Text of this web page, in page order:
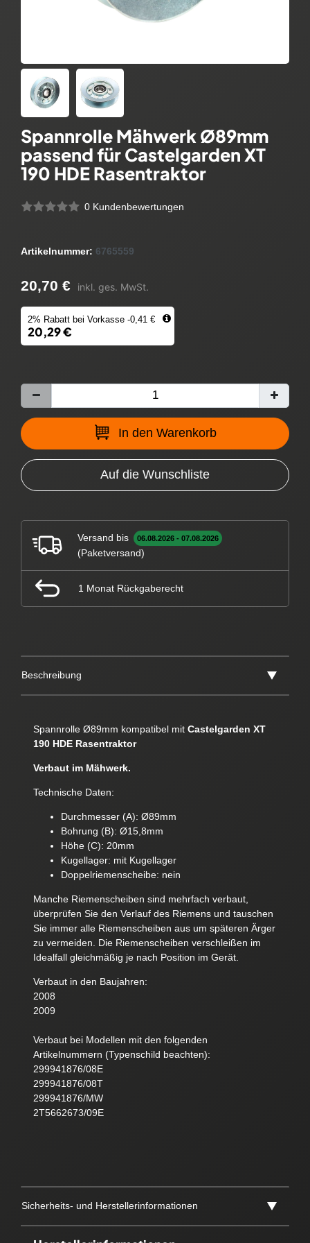
Spannrolle Mähwerk Ø89mm
passend für Castelgarden XT
190 HDE Rasentraktor
0 Kundenbewertungen
Artikelnummer: 6765559
20,70 € inkl. ges. MwSt.
2% Rabatt bei Vorkasse -0,41 €
20,29 €
In den Warenkorb
Auf die Wunschliste
Versand bis 06.08.2026 - 07.08.2026
(Paketversand)
1 Monat Rückgaberecht
Beschreibung
Spannrolle Ø89mm kompatibel mit Castelgarden XT
190 HDE Rasentraktor
Verbaut im Mähwerk.
Technische Daten:
Durchmesser (A): Ø89mm
Bohrung (B): Ø15,8mm
Höhe (C): 20mm
Kugellager: mit Kugellager
Doppelriemenscheibe: nein
Manche Riemenscheiben sind mehrfach verbaut,
überprüfen Sie den Verlauf des Riemens und tauschen
Sie immer alle Riemenscheiben aus um späteren Ärger
zu vermeiden. Die Riemenscheiben verschleißen im
Idealfall gleichmäßig je nach Position im Gerät.
Verbaut in den Baujahren:
2008
2009
Verbaut bei Modellen mit den folgenden
Artikelnummern (Typenschild beachten):
299941876/08E
299941876/08T
299941876/MW
2T5662673/09E
Sicherheits- und Herstellerinformationen